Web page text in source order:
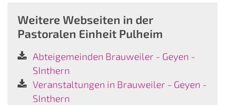
Weitere Webseiten in der
Pastoralen Einheit Pulheim
Abteigemeinden Brauweiler - Geyen -
SInthern
Veranstaltungen in Brauweiler - Geyen -
SInthern